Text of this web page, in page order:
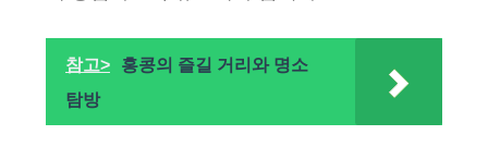
참고>
홍콩의 즐길 거리와 명소
탐방